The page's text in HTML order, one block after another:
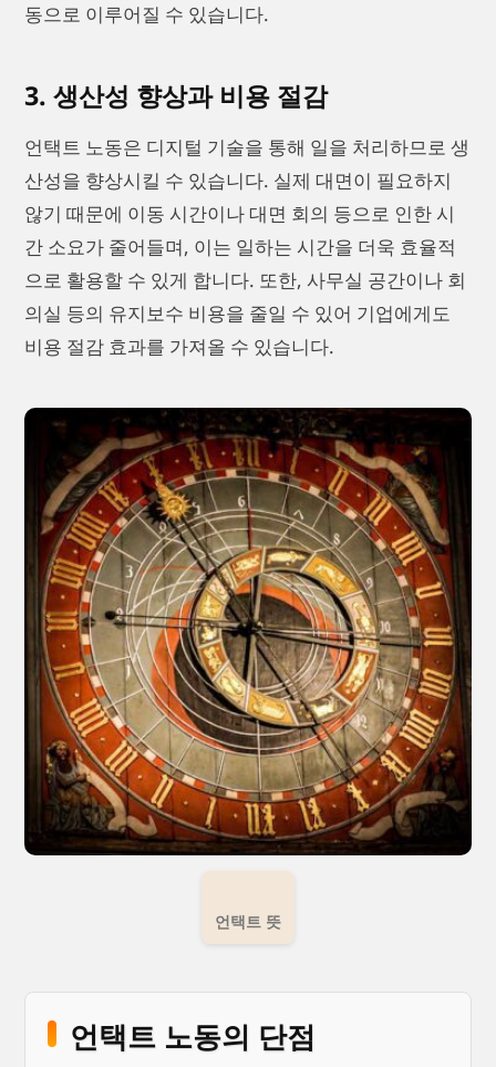
동으로 이루어질 수 있습니다.
3. 생산성 향상과 비용 절감
언택트 노동은 디지털 기술을 통해 일을 처리하므로 생
산성을 향상시킬 수 있습니다. 실제 대면이 필요하지
않기 때문에 이동 시간이나 대면 회의 등으로 인한 시
간 소요가 줄어들며, 이는 일하는 시간을 더욱 효율적
으로 활용할 수 있게 합니다. 또한, 사무실 공간이나 회
의실 등의 유지보수 비용을 줄일 수 있어 기업에게도
비용 절감 효과를 가져올 수 있습니다.
언택트 뜻
언택트 노동의 단점